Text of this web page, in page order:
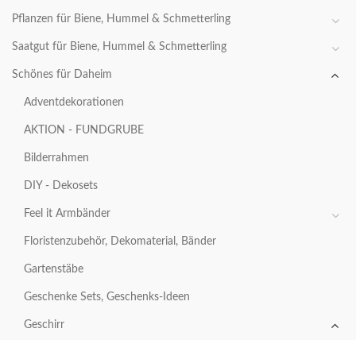
Pflanzen für Biene, Hummel & Schmetterling
Saatgut für Biene, Hummel & Schmetterling
Schönes für Daheim
Adventdekorationen
AKTION - FUNDGRUBE
Bilderrahmen
DIY - Dekosets
Feel it Armbänder
Floristenzubehör, Dekomaterial, Bänder
Gartenstäbe
Geschenke Sets, Geschenks-Ideen
Geschirr